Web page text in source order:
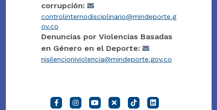
corrupción:
controlinternodisciplinario@mindeporte.g
ov.co
Denuncias por Violencias Basadas
en Género en el Deporte:
nisilencioniviolencia@mindeporte.gov.co